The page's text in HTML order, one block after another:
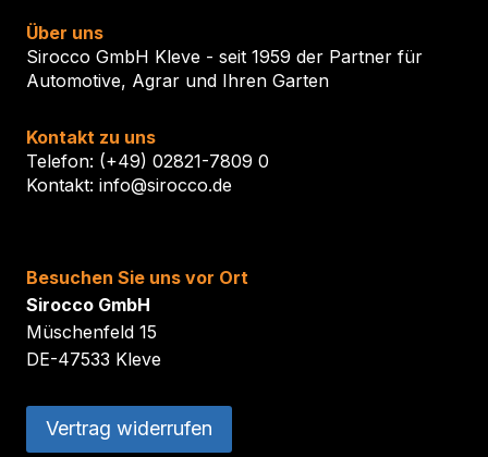
Über uns
Sirocco GmbH Kleve - seit 1959 der Partner für
Automotive, Agrar und Ihren Garten
Kontakt zu uns
Telefon: (+49) 02821-7809 0
Kontakt: info@sirocco.de
Besuchen Sie uns vor Ort
Sirocco GmbH
Müschenfeld 15
DE-47533 Kleve
Vertrag widerrufen